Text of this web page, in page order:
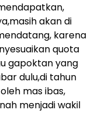
akan di
karena
quota
gapoktan yang
dulu,di tahun
mas ibas,
menjadi wakil